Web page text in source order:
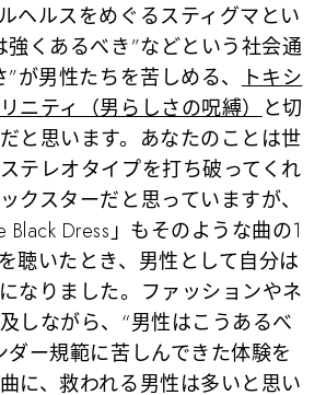
ヘルスをめぐるスティグマとい
強くあるべき”などという社会通
が男性たちを苦しめる、
トキシ
ニティ（男らしさの呪縛）
と切
と思います。あなたのことは世
テレオタイプを打ち破ってくれ
クスターだと思っていますが、
Black Dress」もそのような曲の1
聴いたとき、男性として自分は
なりました。ファッションやネ
しながら、“男性はこうあるべ
ダー規範に苦しんできた体験を
に、救われる男性は多いと思い